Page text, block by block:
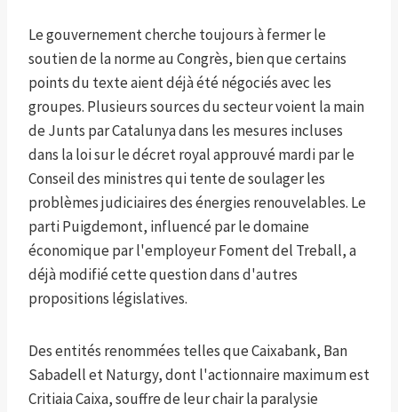
Le gouvernement cherche toujours à fermer le
soutien de la norme au Congrès, bien que certains
points du texte aient déjà été négociés avec les
groupes. Plusieurs sources du secteur voient la main
de Junts par Catalunya dans les mesures incluses
dans la loi sur le décret royal approuvé mardi par le
Conseil des ministres qui tente de soulager les
problèmes judiciaires des énergies renouvelables. Le
parti Puigdemont, influencé par le domaine
économique par l'employeur Foment del Treball, a
déjà modifié cette question dans d'autres
propositions législatives.
Des entités renommées telles que Caixabank, Ban
Sabadell et Naturgy, dont l'actionnaire maximum est
Critiaia Caixa, souffre de leur chair la paralysie